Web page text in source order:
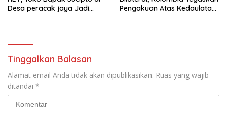
Desa peracak jaya Jadi
Pengakuan Atas Kedaulatan
Tinggalkan Balasan
Alamat email Anda tidak akan dipublikasikan. Ruas yang wajib
ditandai *